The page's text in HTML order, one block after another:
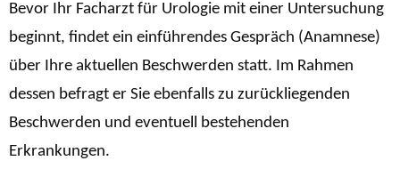
Bevor Ihr Facharzt für Urologie mit einer Untersuchung
beginnt, findet ein einführendes Gespräch (Anamnese)
über Ihre aktuellen Beschwerden statt. Im Rahmen
dessen befragt er Sie ebenfalls zu zurückliegenden
Beschwerden und eventuell bestehenden
Erkrankungen.